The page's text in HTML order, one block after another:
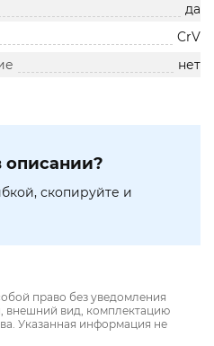
да
CrV
нет
скопируйте и
право без уведомления
внешний вид, комплектацию
Указанная информация не